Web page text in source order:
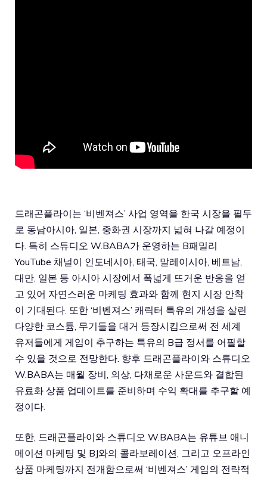
드래곤플라이는 ‘비벤져스’ 사업 영역을 한국 시장을 필두
로 동남아시아, 일본, 중화권 시장까지 넓혀 나갈 예정이
다. 특히 스튜디오 W.BABA가 운영하는 B패밀리
YouTube 채널이 인도네시아, 태국, 말레이시아, 베트남,
대만, 일본 등 아시아 시장에서 폭넓게 뜨거운 반응을 얻
고 있어 자연스러운 마케팅 효과와 함께 현지 시장 안착
이 기대된다. 또한 ‘비벤져스’ 캐릭터 특유의 개성을 살린
다양한 코스튬, 무기들을 대거 등장시킴으로써 전 세계
유저들에게 게임이 추구하는 특유의 B급 정서를 어필할
수 있을 것으로 전망한다. 향후 드래곤플라이와 스튜디오
W.BABA는 매월 장비, 의상, 다채로운 사운드와 결합된
유료화 상품 업데이트를 준비하며 수익 확대를 추구할 예
정이다.
또한, 드래곤플라이와 스튜디오 W.BABA는 유튜브 애니
메이션 마케팅 및 BJ와의 콜라보레이션, 그리고 오프라인
상품 마케팅까지 전개함으로써 ‘비벤져스’ 게임의 전략적